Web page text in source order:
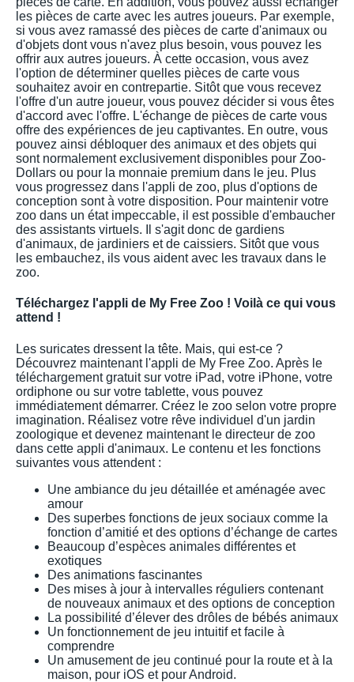
les pièces de carte avec les autres joueurs. Par exemple,
si vous avez ramassé des pièces de carte d'animaux ou
d'objets dont vous n'avez plus besoin, vous pouvez les
offrir aux autres joueurs. À cette occasion, vous avez
l'option de déterminer quelles pièces de carte vous
souhaitez avoir en contrepartie. Sitôt que vous recevez
l'offre d'un autre joueur, vous pouvez décider si vous êtes
d'accord avec l'offre. L'échange de pièces de carte vous
offre des expériences de jeu captivantes. En outre, vous
pouvez ainsi débloquer des animaux et des objets qui
sont normalement exclusivement disponibles pour Zoo-
Dollars ou pour la monnaie premium dans le jeu. Plus
vous progressez dans l'appli de zoo, plus d'options de
conception sont à votre disposition. Pour maintenir votre
zoo dans un état impeccable, il est possible d'embaucher
des assistants virtuels. Il s'agit donc de gardiens
d'animaux, de jardiniers et de caissiers. Sitôt que vous
les embauchez, ils vous aident avec les travaux dans le
zoo.
Téléchargez l'appli de My Free Zoo ! Voilà ce qui vous
attend !
Les suricates dressent la tête. Mais, qui est-ce ?
Découvrez maintenant l'appli de My Free Zoo. Après le
téléchargement gratuit sur votre iPad, votre iPhone, votre
ordiphone ou sur votre tablette, vous pouvez
immédiatement démarrer. Créez le zoo selon votre propre
imagination. Réalisez votre rêve individuel d'un jardin
zoologique et devenez maintenant le directeur de zoo
dans cette appli d'animaux. Le contenu et les fonctions
suivantes vous attendent :
Une ambiance du jeu détaillée et aménagée avec
amour
Des superbes fonctions de jeux sociaux comme la
fonction d’amitié et des options d’échange de cartes
Beaucoup d’espèces animales différentes et
exotiques
Des animations fascinantes
Des mises à jour à intervalles réguliers contenant
de nouveaux animaux et des options de conception
La possibilité d’élever des drôles de bébés animaux
Un fonctionnement de jeu intuitif et facile à
comprendre
Un amusement de jeu continué pour la route et à la
maison, pour iOS et pour Android.